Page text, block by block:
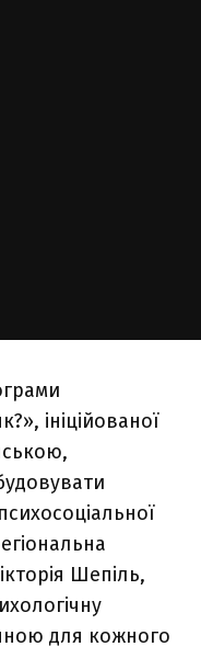
ініційованої
Шепіль,
для кожного